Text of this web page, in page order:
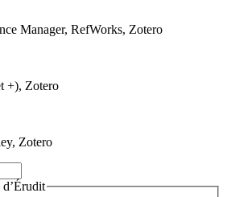
Manager, RefWorks, Zotero
+), Zotero
Zotero
d’Érudit